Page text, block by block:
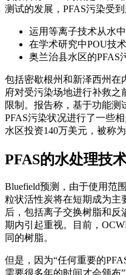
测试的发展，PFAS污染受到
运用等离子技术从水
在学术研究中POU技
奥兰治县水区的PFAS
包括密歇根州和新泽西州在
府对受污染场地进行补救之
限制。报告称，基于功能测
PFAS污染状况进行了一些
水区投资140万美元，被称
PFAS的水处理技
Bluefield预测，由于使用范
粒状活性炭将在短期成为主
后，包括离子交换树脂和反
期内引起重视。目前，
同的树脂。
但是，因为“任何重要的